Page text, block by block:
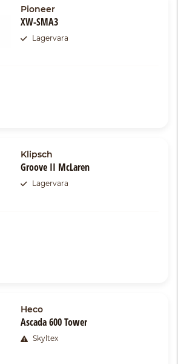
Pioneer
XW-SMA3
Lagervara
Klipsch
Groove II McLaren
Lagervara
Heco
Ascada 600 Tower
Skyltex